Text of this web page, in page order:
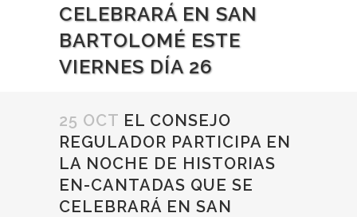
CELEBRARÁ EN SAN
BARTOLOMÉ ESTE
VIERNES DÍA 26
25 OCT EL CONSEJO
REGULADOR PARTICIPA EN
LA NOCHE DE HISTORIAS
EN-CANTADAS QUE SE
CELEBRARÁ EN SAN